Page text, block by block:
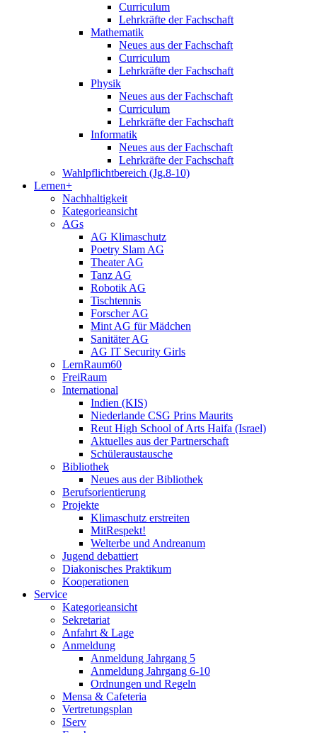
Curriculum
Lehrkräfte der Fachschaft
Mathematik
Neues aus der Fachschaft
Curriculum
Lehrkräfte der Fachschaft
Physik
Neues aus der Fachschaft
Curriculum
Lehrkräfte der Fachschaft
Informatik
Neues aus der Fachschaft
Lehrkräfte der Fachschaft
Wahlpflichtbereich (Jg.8-10)
Lernen+
Nachhaltigkeit
Kategorieansicht
AGs
AG Klimaschutz
Poetry Slam AG
Theater AG
Tanz AG
Robotik AG
Tischtennis
Forscher AG
Mint AG für Mädchen
Sanitäter AG
AG IT Security Girls
LernRaum60
FreiRaum
International
Indien (KIS)
Niederlande CSG Prins Maurits
Reut High School of Arts Haifa (Israel)
Aktuelles aus der Partnerschaft
Schüleraustausche
Bibliothek
Neues aus der Bibliothek
Berufsorientierung
Projekte
Klimaschutz erstreiten
MitRespekt!
Welterbe und Andreanum
Jugend debattiert
Diakonisches Praktikum
Kooperationen
Service
Kategorieansicht
Sekretariat
Anfahrt & Lage
Anmeldung
Anmeldung Jahrgang 5
Anmeldung Jahrgang 6-10
Ordnungen und Regeln
Mensa & Cafeteria
Vertretungsplan
IServ